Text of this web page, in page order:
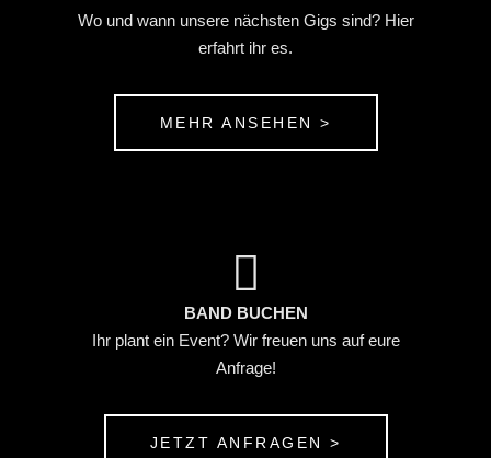
Wo und wann unsere nächsten Gigs sind? Hier
erfahrt ihr es.
MEHR ANSEHEN >
BAND BUCHEN
Ihr plant ein Event? Wir freuen uns auf eure
Anfrage!
JETZT ANFRAGEN >